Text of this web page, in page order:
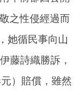
之性侵經過而
她循民事向山
藤詩織勝訴，
）賠償，雖然